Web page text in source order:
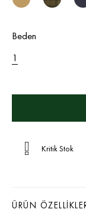
Beden
1
Kritik Stok
ÜRÜN